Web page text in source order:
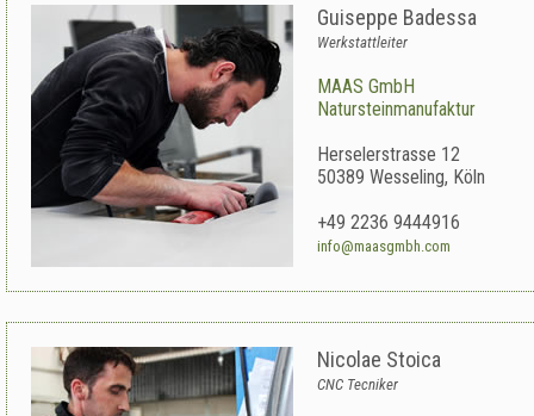
Guiseppe Badessa
Werkstattleiter
MAAS GmbH
Natursteinmanufaktur
Herselerstrasse 12
50389 Wesseling, Köln
+49 2236 9444916
info@maasgmbh.com
Nicolae Stoica
CNC Tecniker